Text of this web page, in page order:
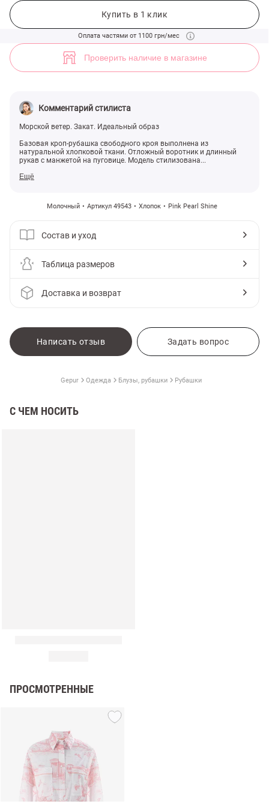
Купить в 1 клик
Оплата частями от 1100 грн/мес
Проверить наличие в магазине
Комментарий стилиста
Морской ветер. Закат. Идеальный образ
Базовая кроп-рубашка свободного кроя выполнена из
натуральной хлопковой ткани. Отложный воротник и длинный
рукав с манжетой на пуговице. Модель стилизована...
Ещё
Молочный Артикул 49543 Хлопок Pink Pearl Shine
Состав и уход
Таблица размеров
Доставка и возврат
Написать отзыв Задать вопрос
Gepur Одежда Блузы, рубашки Рубашки
С ЧЕМ НОСИТЬ
ПРОСМОТРЕННЫЕ
Хлопковая кроп-рубашка с розовым морским принтом (арт. 49543)